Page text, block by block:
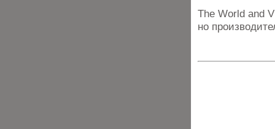
The World and
но